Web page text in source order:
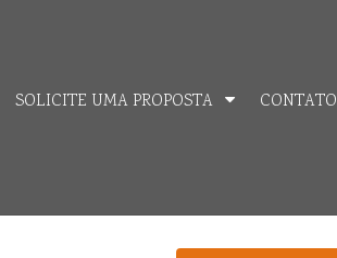
SOLICITE UMA PROPOSTA CONTATO